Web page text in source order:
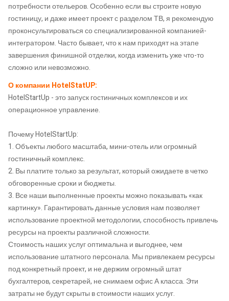
потребности отельеров. Особенно если вы строите новую
гостиницу, и даже имеет проект с разделом ТВ, я рекомендую
проконсультироваться со специализированной компанией-
интегратором. Часто бывает, что к нам приходят на этапе
завершения финишной отделки, когда изменить уже что-то
сложно или невозможно.
О компании HotelStatUP:
HotelStartUp - это запуск гостиничных комплексов и их
операционное управление.
Почему HotelStartUp:
1. Объекты любого масштаба, мини-отель или огромный
гостиничный комплекс.
2. Вы платите только за результат, который ожидаете в четко
обговоренные сроки и бюджеты.
3. Все наши выполненные проекты можно показывать «как
картинку». Гарантировать данные условия нам позволяет
использование проектной методологии, способность привлечь
ресурсы на проекты различной сложности.
Стоимость наших услуг оптимальна и выгоднее, чем
использование штатного персонала. Мы привлекаем ресурсы
под конкретный проект, и не держим огромный штат
бухгалтеров, секретарей, не снимаем офис А класса. Эти
затраты не будут скрыты в стоимости наших услуг.